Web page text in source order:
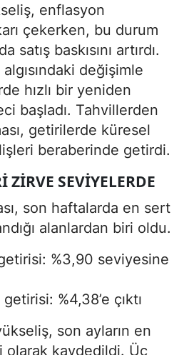
enflasyon
çekerken, bu durum
satış baskısını artırdı.
algısındaki değişimle
hızlı bir yeniden
başladı. Tahvillerden
getirilerde küresel
beraberinde getirdi.
ZIRVE SEVIYELERDE
son haftalarda en sert
alanlardan biri oldu.
%3,90 seviyesine
%4,38’e çıktı
son ayların en
olarak kaydedildi. Üç